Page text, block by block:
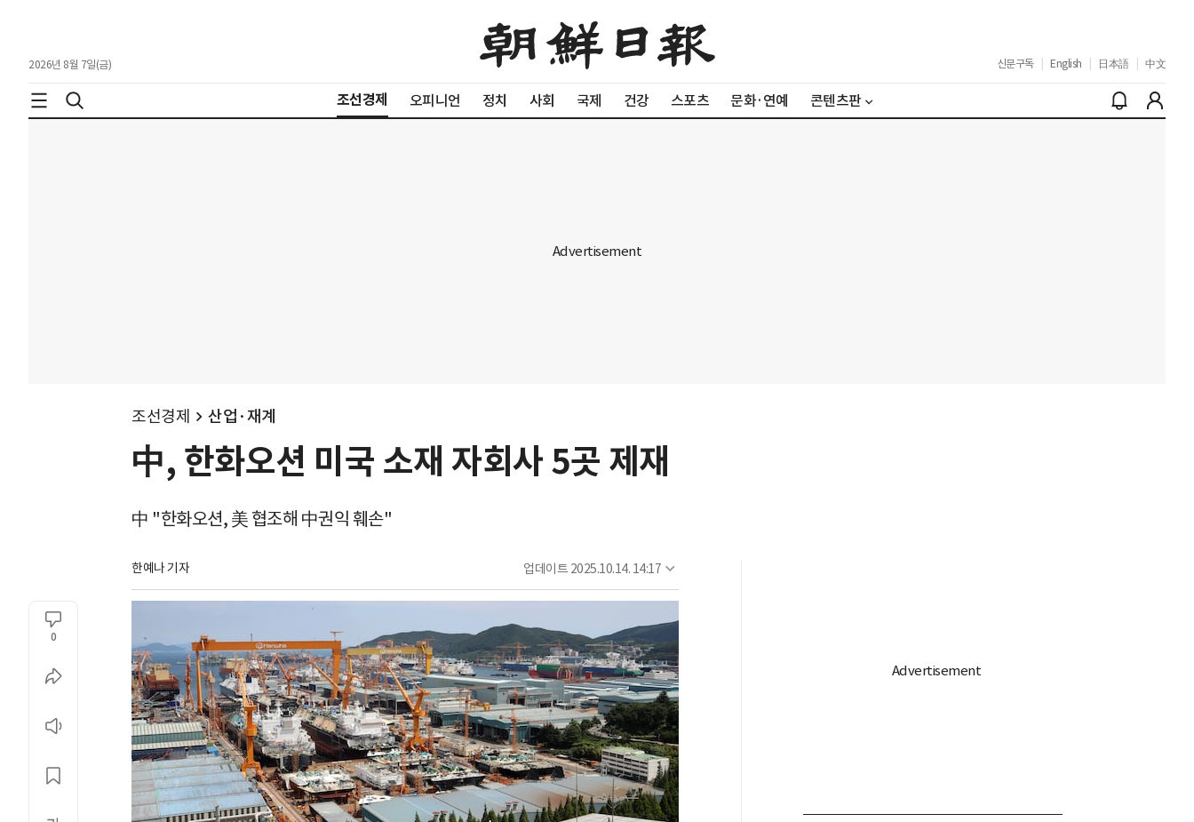
2026년 8월 7일(금) 신문구독 English 日本語 中文
조선경제 오피니언 정치 사회 국제 건강 스포츠 문화·연예 콘텐츠판
조선경제 산업·재계
中, 한화오션 미국 소재 자회사 5곳 제재
中 "한화오션, 美 협조해 中권익 훼손"
한예나 기자 업데이트 2025.10.14. 14:17
0